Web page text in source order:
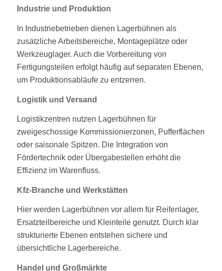
Industrie und Produktion
In Industriebetrieben dienen Lagerbühnen als
zusätzliche Arbeitsbereiche, Montageplätze oder
Werkzeuglager. Auch die Vorbereitung von
Fertigungsteilen erfolgt häufig auf separaten Ebenen,
um Produktionsabläufe zu entzerren.
Logistik und Versand
Logistikzentren nutzen Lagerbühnen für
zweigeschossige Kommissionierzonen, Pufferflächen
oder saisonale Spitzen. Die Integration von
Fördertechnik oder Übergabestellen erhöht die
Effizienz im Warenfluss.
Kfz-Branche und Werkstätten
Hier werden Lagerbühnen vor allem für Reifenlager,
Ersatzteilbereiche und Kleinteile genutzt. Durch klar
strukturierte Ebenen entstehen sichere und
übersichtliche Lagerbereiche.
Handel und Großmärkte